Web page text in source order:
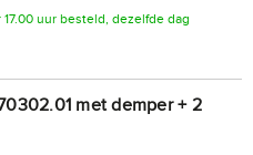
uur besteld, dezelfde dag